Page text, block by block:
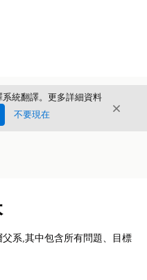
統翻譯。更多詳細資料
不要現在 結束
父系,其中包含所有問題、目標